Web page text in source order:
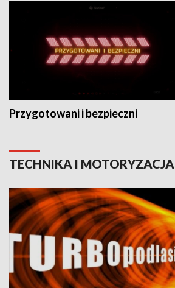
Przygotowani i bezpieczni
TECHNIKA I MOTORYZACJA